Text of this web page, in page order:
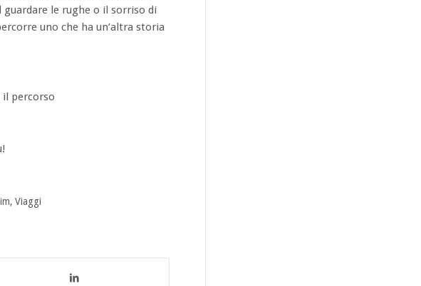
guardare le rughe o il sorriso di
uno che ha un’altra storia
il percorso
, Viaggi